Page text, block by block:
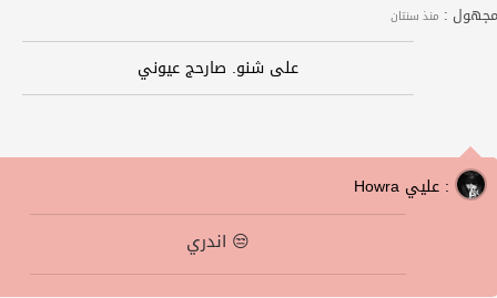
مجهول : منذ سنتان
على شنو. صارحج عيوني
Howra عليي :
اندري 😒